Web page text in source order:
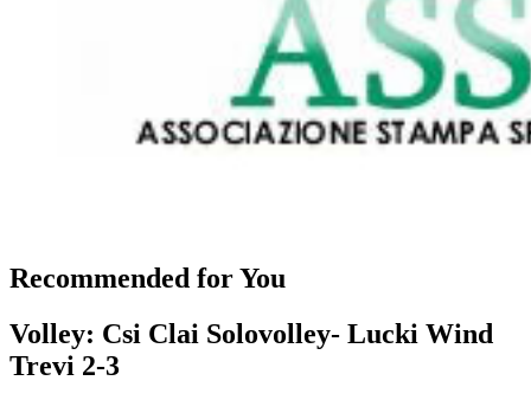
Recommended for You
Volley: Csi Clai Solovolley- Lucki Wind
Trevi 2-3